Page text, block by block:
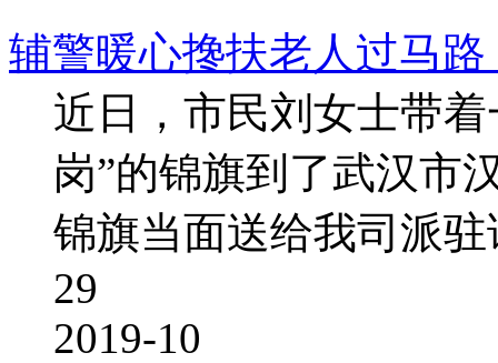
辅警暖心搀扶老人过马
近日，市民刘女士带
岗”的锦旗到了武汉市
锦旗当面送给我司派
29
2019-10